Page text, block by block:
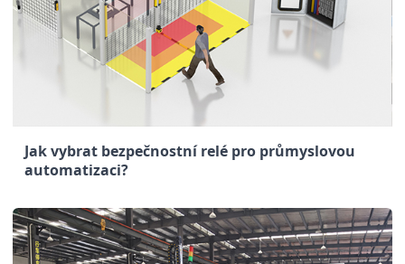
Jak vybrat bezpečnostní relé pro průmyslovou
automatizaci?